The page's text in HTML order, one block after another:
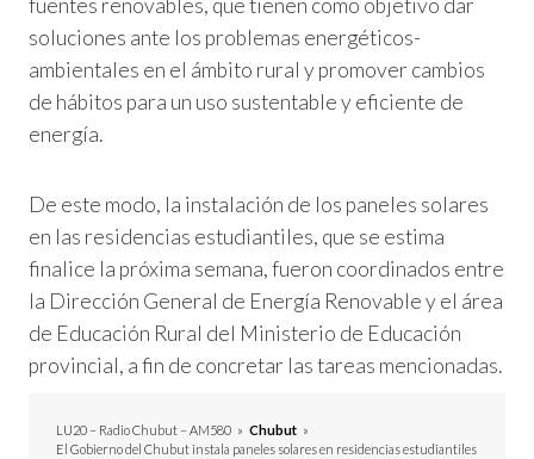
fuentes renovables, que tienen como objetivo dar
soluciones ante los problemas energéticos-
ambientales en el ámbito rural y promover cambios
de hábitos para un uso sustentable y eficiente de
energía.
De este modo, la instalación de los paneles solares
en las residencias estudiantiles, que se estima
finalice la próxima semana, fueron coordinados entre
la Dirección General de Energía Renovable y el área
de Educación Rural del Ministerio de Educación
provincial, a fin de concretar las tareas mencionadas.
LU20 – Radio Chubut – AM580 » Chubut »
El Gobierno del Chubut instala paneles solares en residencias estudiantiles